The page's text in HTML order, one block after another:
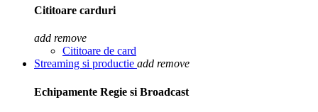
Cititoare carduri
add remove
Cititoare de card
Streaming si productie add remove
Echipamente Regie si Broadcast